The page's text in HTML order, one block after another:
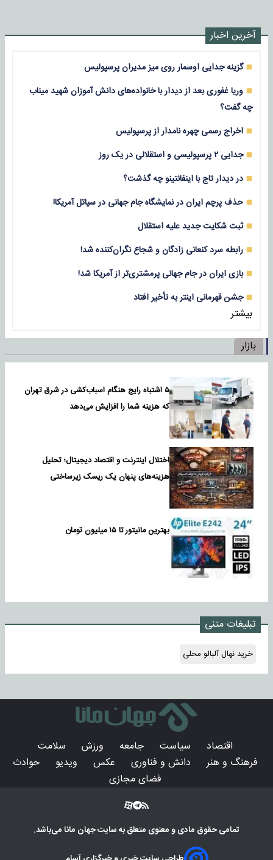
آخرین اخبار
گزینه جدایی اوسمار روی میز مدیران پرسپولیس
وریا غفوری بعد از دیدار با خانواده‌های دانش آموزان شهید میناب
چه گفت؟
اخراج رسمی چهره نامدار از پرسپولیس
جدایی ۲ پرسپولیسی و استقلالی در یک روز
در دیدار تاج با اینفانتینو چه گذشت؟
حذف پرچم ایران در نمایشگاه جام جهانی در سیاتل آمریکا!
ثبت شکایت جدید علیه استقلال
رابطه سرد کنعانی زادگان و شجاع نگران‌کننده شد!
بازی‌ ایران در جام جهانی پرمشتری‌تر از آمریکا شد!
جشن قهرمانی اینتر به تأخیر افتاد
بیشتر
بازار
۵ اشتباه رایج هنگام اسباب‌کشی در شرق تهران
که هزینه شما را افزایش می‌دهد
اختلال اینترنت و اقتصاد دیجیتال؛ تحلیل
هزینه‌های پنهان یک ریسک زیرساختی
بهترین مانیتور تا ۱۵ میلیون تومان
تبلیغات متنی
خرید نهال آلبالو محلی
اقتصاد سیاست جامعه ورزش
سلامت
فرهنگ و هنر
دانش و فناوری عکس ویدیو
حوادث
فضای مجازی
تمامی حقوق مادی و معنوی متعلق به سایتجهان مانامی‌باشد.